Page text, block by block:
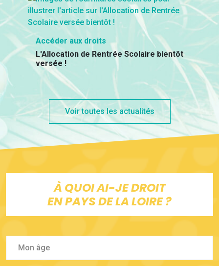
Accéder aux droits
L'Allocation de Rentrée Scolaire bientôt
versée !
Voir toutes les actualités
À QUOI AI-JE DROIT
EN PAYS DE LA LOIRE ?